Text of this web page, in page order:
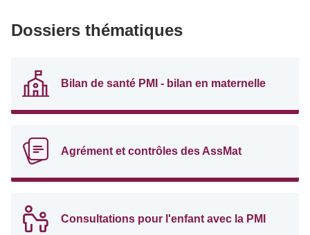
Dossiers thématiques
Bilan de santé PMI - bilan en maternelle
Agrément et contrôles des AssMat
Consultations pour l'enfant avec la PMI